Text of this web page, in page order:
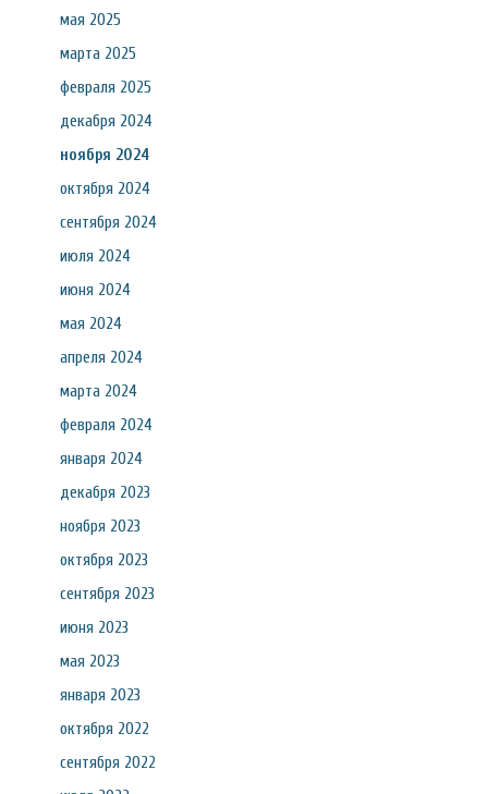
мая 2025
марта 2025
февраля 2025
декабря 2024
ноября 2024
октября 2024
сентября 2024
июля 2024
июня 2024
мая 2024
апреля 2024
марта 2024
февраля 2024
января 2024
декабря 2023
ноября 2023
октября 2023
сентября 2023
июня 2023
мая 2023
января 2023
октября 2022
сентября 2022